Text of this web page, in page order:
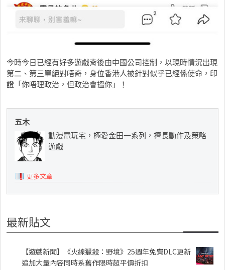
今時今日已經有好多遊戲背後由中國公司控制，以現時情況出現
第二、第三單絕對唔奇，身位香港人被針對似乎已經係使命，印
證「你唔理政治，但政治會搵你」！
五木
動漫電玩宅，極愛金田一系列，擅長動作及策略
遊戲
更多文章
最新貼文
【遊戲新聞】《火線獵殺：野境》25週年免費DLC更新
追加大量內容同時系舊作限時超平價折扣